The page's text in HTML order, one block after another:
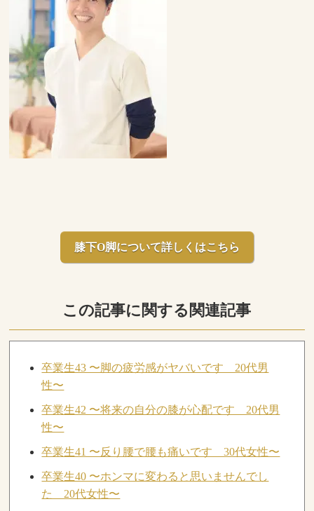
膝下O脚について詳しくはこちら
この記事に関する関連記事
卒業生43 〜脚の疲労感がヤバいです 20代男
性〜
卒業生42 〜将来の自分の膝が心配です 20代男
性〜
卒業生41 〜反り腰で腰も痛いです 30代女性〜
卒業生40 〜ホンマに変わると思いませんでし
た 20代女性〜